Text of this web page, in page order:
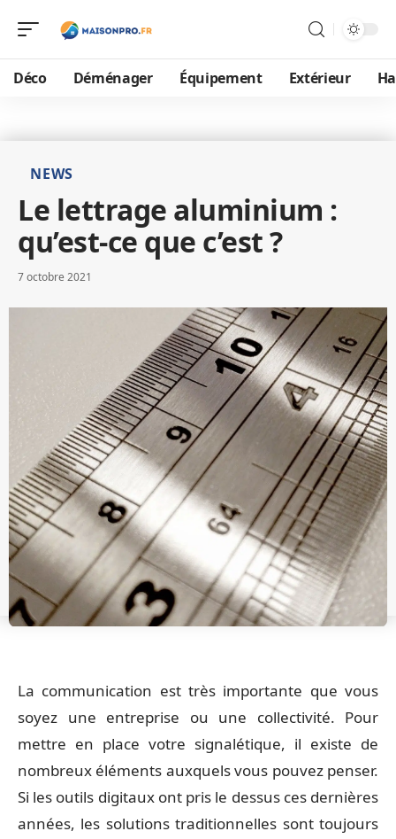
Déco Déménager Équipement Extérieur
NEWS
Le lettrage aluminium :
qu’est-ce que c’est ?
7 octobre 2021
La communication est très importante que vous
soyez une entreprise ou une collectivité. Pour
mettre en place votre signalétique, il existe de
nombreux éléments auxquels vous pouvez penser.
Si les outils digitaux ont pris le dessus ces dernières
années, les solutions traditionnelles sont toujours